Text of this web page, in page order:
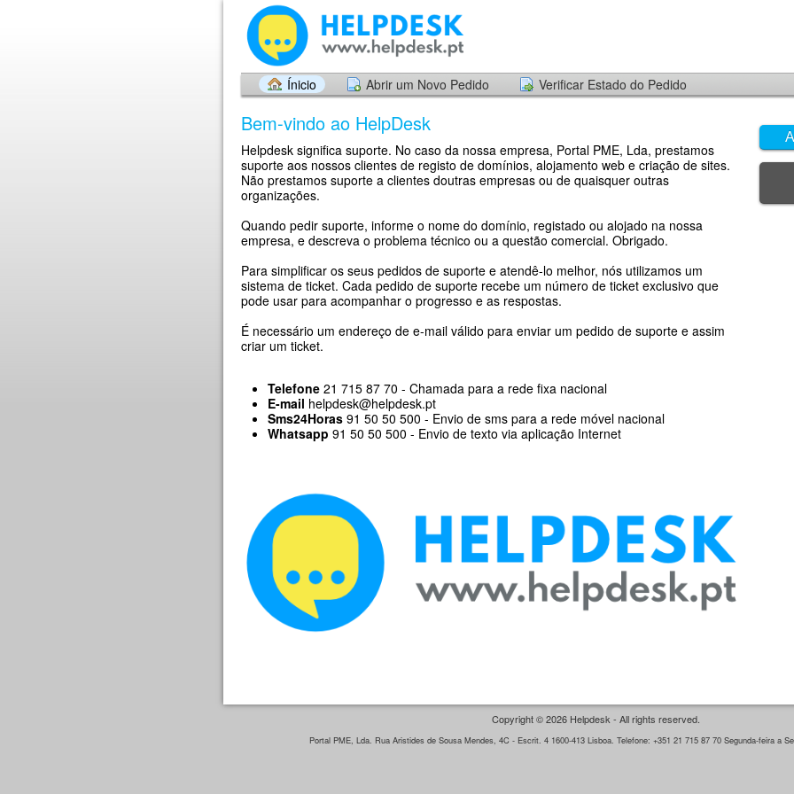
Ínicio Abrir um Novo Pedido Verificar Estado do Pedido
Bem-vindo ao HelpDesk
Helpdesk significa suporte. No caso da nossa empresa, Portal PME, Lda, prestamos
suporte aos nossos clientes de registo de domínios, alojamento web e criação de sites.
Não prestamos suporte a clientes doutras empresas ou de quaisquer outras
organizações.
Quando pedir suporte, informe o nome do domínio, registado ou alojado na nossa
empresa, e descreva o problema técnico ou a questão comercial. Obrigado.
Para simplificar os seus pedidos de suporte e atendê-lo melhor, nós utilizamos um
sistema de ticket. Cada pedido de suporte recebe um número de ticket exclusivo que
pode usar para acompanhar o progresso e as respostas.
É necessário um endereço de e-mail válido para enviar um pedido de suporte e assim
criar um ticket.
Telefone 21 715 87 70 - Chamada para a rede fixa nacional
E-mail helpdesk@helpdesk.pt
Sms24Horas 91 50 50 500 - Envio de sms para a rede móvel nacional
Whatsapp 91 50 50 500 - Envio de texto via aplicação Internet
Copyright © 2026 Helpdesk - All rights reserved.
Portal PME, Lda. Rua Aristides de Sousa Mendes, 4C - Escrit. 4 1600-413 Lisboa. Telefone: +351 21 715 87 70 Segunda-feira a